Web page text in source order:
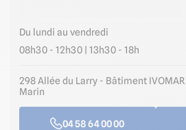
Du lundi au vendredi
08h30 - 12h30 | 13h30 - 18h
298 Allée du Larry - Bâtiment
Marin
04 58 64 00 00